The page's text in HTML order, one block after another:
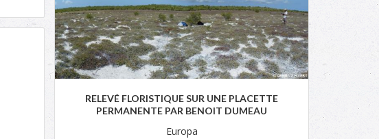
RELEVÉ FLORISTIQUE SUR UNE PLACETTE
PERMANENTE PAR BENOIT DUMEAU
Europa